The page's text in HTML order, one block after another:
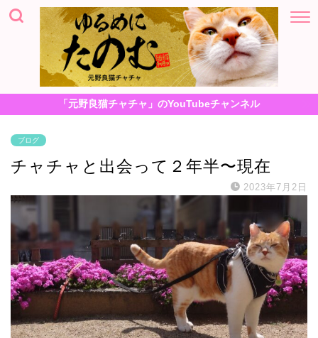
「元野良猫チャチャ」のYouTubeチャンネル
ブログ
チャチャと出会って２年半〜現在
2023年7月2日